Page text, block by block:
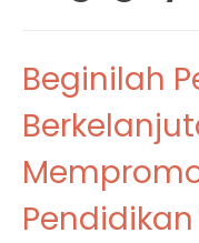
Beginilah